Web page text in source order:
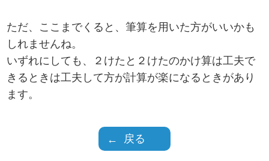
ただ、ここまでくると、筆算を用いた方がいいかも
しれませんね。
いずれにしても、２けたと２けたのかけ算は工夫で
きるときは工夫して方が計算が楽になるときがあり
ます。
戻る